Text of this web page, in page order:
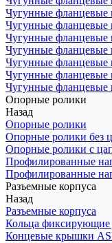
Чугунные
Чугунные
Чугунные
Чугунные
Чугунные
Чугунные
Чугунные
Опорные ролики
Назад
Опорные ролики
Опорные ролики без
Опорные ролики с
Профилированные
Профилированные
Разъемные корпуса
Назад
Разъемные корпуса
Кольца фиксирующие
Концевые крышки